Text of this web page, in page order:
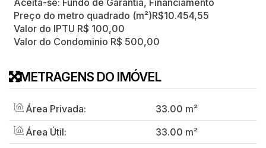
Aceita-se: Fundo de Garantia, Financiamento
Preço do metro quadrado (m²)R$10.454,55
Valor do IPTU R$ 100,00
Valor do Condominio R$ 500,00
METRAGENS DO IMÓVEL
Área Privada: 33.00 m²
Área Útil:
33.00 m²